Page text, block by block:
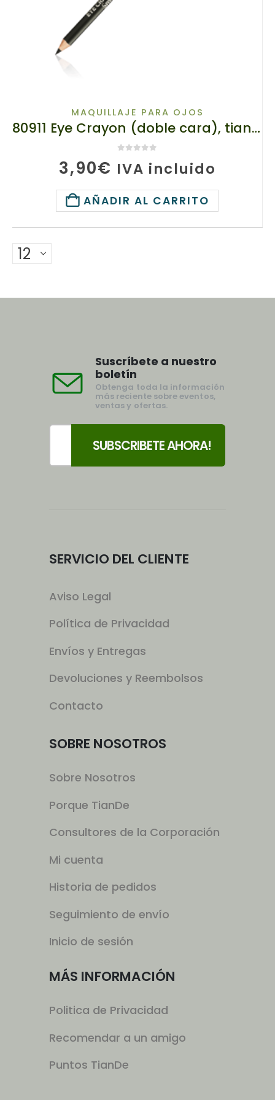
MAQUILLAJE PARA OJOS
80911 Eye Crayon (doble cara), tianDe, 1ud
3,90€ IVA incluido
AÑADIR AL CARRITO
Suscríbete a nuestro
boletín
Obtenga toda la información
más reciente sobre eventos,
ventas y ofertas.
SERVICIO DEL CLIENTE
Aviso Legal
Política de Privacidad
Envíos y Entregas
Devoluciones y Reembolsos
Contacto
SOBRE NOSOTROS
Sobre Nosotros
Porque TianDe
Consultores de la Corporación
Mi cuenta
Historia de pedidos
Seguimiento de envío
Inicio de sesión
MÁS INFORMACIÓN
Politica de Privacidad
Recomendar a un amigo
Puntos TianDe